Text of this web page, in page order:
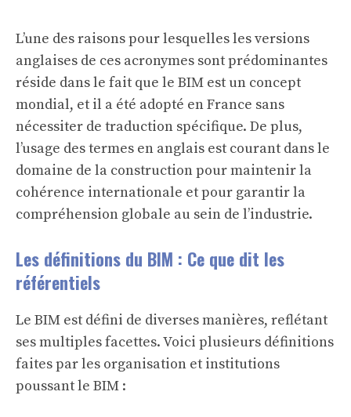
L’une des raisons pour lesquelles les versions
anglaises de ces acronymes sont prédominantes
réside dans le fait que le BIM est un concept
mondial, et il a été adopté en France sans
nécessiter de traduction spécifique. De plus,
l’usage des termes en anglais est courant dans le
domaine de la construction pour maintenir la
cohérence internationale et pour garantir la
compréhension globale au sein de l’industrie.
Les définitions du BIM : Ce que dit les
référentiels
Le BIM est défini de diverses manières, reflétant
ses multiples facettes. Voici plusieurs définitions
faites par les organisation et institutions
poussant le BIM :